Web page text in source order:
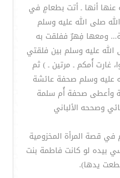
أنها ـ أتت بطعامٍ في
صلى الله عليه وسلم
ومعها فِهرٌ ففلقت به
عليه وسلم بين فلقتي
غارت أُمكم ـ مرتين ـ ) ثم
عليه وسلم صحفة عائشة
وأعطى صحفة أُم سلمة
وصححه الألباني
في قصة المرأة المخزومية
بيده لو كانت فاطمة بنت
يدها‏)‏.